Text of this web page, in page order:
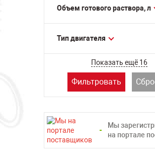
Объем готового раствора, л
Тип двигателя
Показать ещё 16
Фильтровать
Мы
на портале